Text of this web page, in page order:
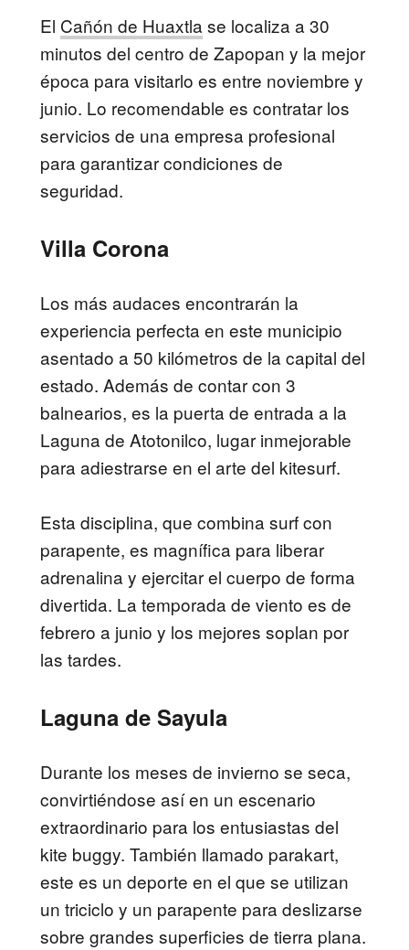
El Cañón de Huaxtlase localiza a 30
minutos del centro de Zapopan y la mejor
época para visitarlo es entre noviembre y
junio. Lo recomendable es contratar los
servicios de una empresa profesional
para garantizar condiciones de
seguridad.
Villa Corona
Los más audaces encontrarán la
experiencia perfecta en este municipio
asentado a 50 kilómetros de la capital del
estado. Además de contar con 3
balnearios, es la puerta de entrada a la
Laguna de Atotonilco, lugar inmejorable
para adiestrarse en el arte del kitesurf.
Esta disciplina, que combina surf con
parapente, es magnífica para liberar
adrenalina y ejercitar el cuerpo de forma
divertida. La temporada de viento es de
febrero a junio y los mejores soplan por
las tardes.
Laguna de Sayula
Durante los meses de invierno se seca,
convirtiéndose así en un escenario
extraordinario para los entusiastas del
kite buggy. También llamado parakart,
este es un deporte en el que se utilizan
un triciclo y un parapente para deslizarse
sobre grandes superficies de tierra plana.